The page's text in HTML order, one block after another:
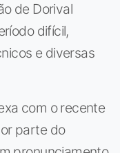
de Dorival
difícil,
e diversas
com o recente
parte do